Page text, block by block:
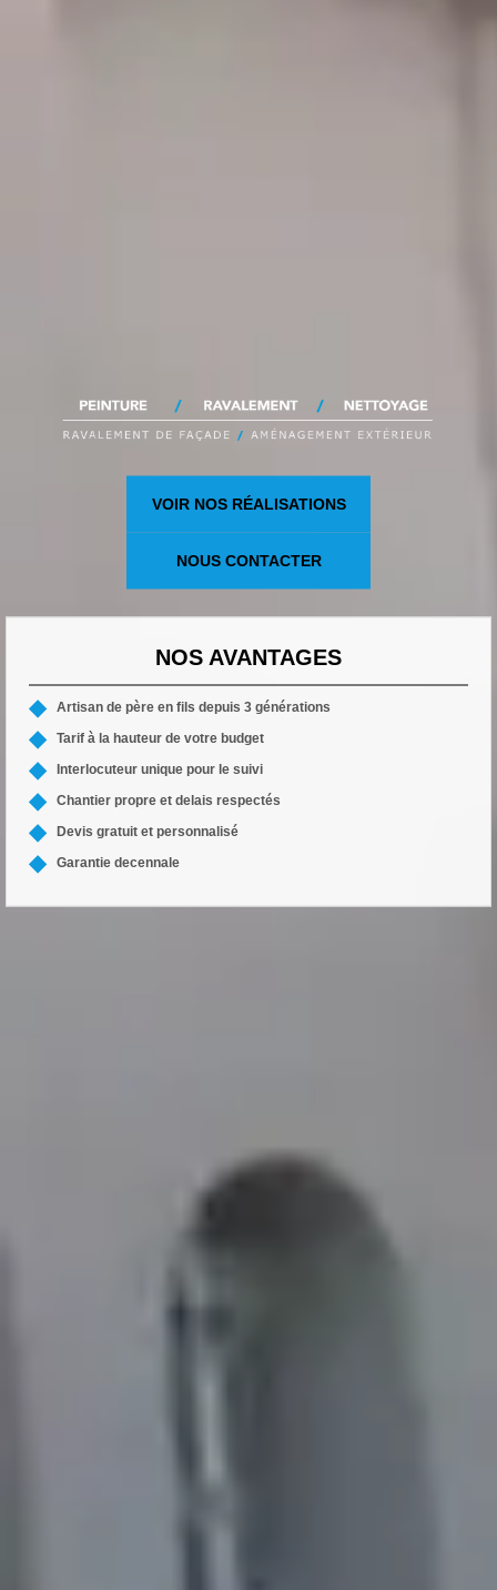
VOIR NOS RÉALISATIONS
NOUS CONTACTER
NOS AVANTAGES
Artisan de père en fils depuis 3 générations
Tarif à la hauteur de votre budget
Interlocuteur unique pour le suivi
Chantier propre et delais respectés
Devis gratuit et personnalisé
Garantie decennale